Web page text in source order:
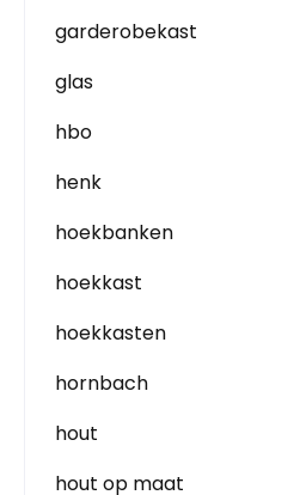
garderobekast
glas
hbo
henk
hoekbanken
hoekkast
hoekkasten
hornbach
hout
hout op maat